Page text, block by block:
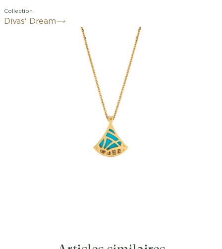
Collection
Divas' Dream
Féminin et raffiné, le collier Divas'
Dream en or jaune 18 K offre une
interprétation colorée et éclatante de
l'emblématique forme éventail.
Profondément ancrée dans l'héritage
romain de Bvlgari, la signature
esthétique de la collection est
représentée par une création délicate
minutieusement sertie d'un élément en
turquoise et illuminée par un pavé
diamants. Gracieuse et intemporelle,